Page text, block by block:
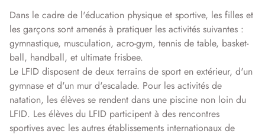
Dans le cadre de l'éducation physique et sportive, les filles et
les garçons sont amenés à pratiquer les activités suivantes :
gymnastique, musculation, acro-gym, tennis de table, basket-
ball, handball, et ultimate frisbee.
Le LFID disposent de deux terrains de sport en extérieur, d'un
gymnase et d'un mur d'escalade. Pour les activités de
natation, les élèves se rendent dans une piscine non loin du
LFID. Les élèves du LFID participent à des rencontres
sportives avec les autres établissements internationaux de